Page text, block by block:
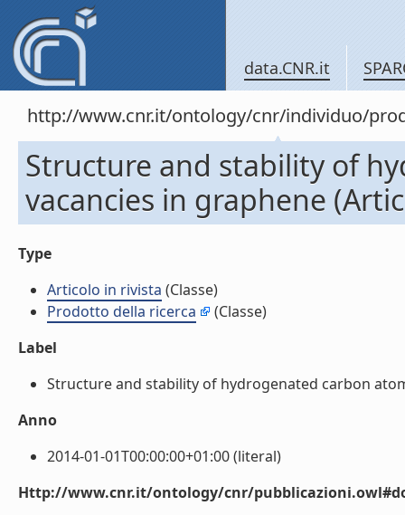
data.CNR.it
http://www.cnr.it/ontology/cnr/individuo/
Structure and stability of
vacancies in graphene
Type
Articolo in rivista (Classe)
Prodotto della ricerca
(Classe)
Label
Structure and stability of hydrogenated carbon
Anno
2014-01-01T00:00:00+01:00 (literal)
Http://www.cnr.it/ontology/cnr/